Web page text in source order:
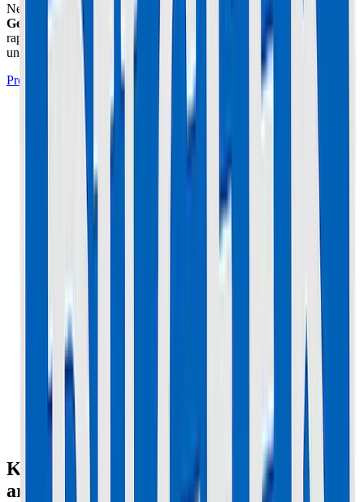
Ne prenez pas de risques avec votre matériel. L'atelier
Maison du
Geek
situé à Cannes (06) prend en charge cette réparation
rapidement avec un diagnostic professionnel, des pièces certifiées et
une garantie de 1 an.
Prendre Rendez-vous à l'Atelier
Kugoo G-Booster : Plus de moteur
arrière ? Diagnostic du Contrôleur